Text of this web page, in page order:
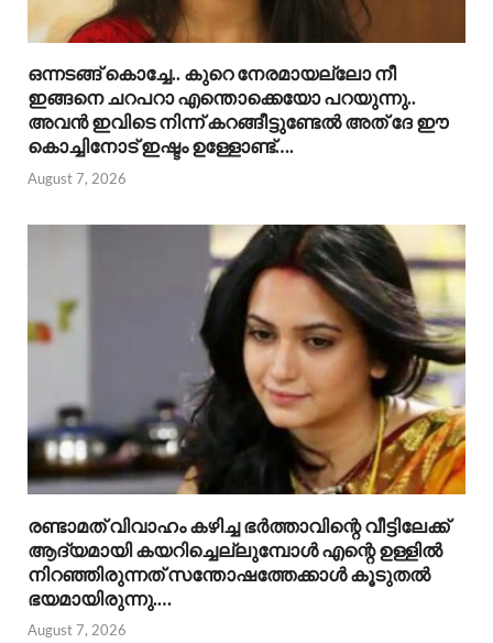
ഒന്നടങ്ങ് കൊച്ചേ.. കുറെ നേരമായല്ലോ നീ
ഇങ്ങനെ ചറപറാ എന്തൊക്കെയോ പറയുന്നു..
അവൻ ഇവിടെ നിന്ന് കറങ്ങീട്ടുണ്ടേൽ അത് ദേ ഈ
കൊച്ചിനോട് ഇഷ്ടം ഉള്ളോണ്ട്….
August 7, 2026
രണ്ടാമത് വിവാഹം കഴിച്ച ഭർത്താവിന്റെ വീട്ടിലേക്ക്
ആദ്യമായി കയറിച്ചെല്ലുമ്പോൾ എന്റെ ഉള്ളിൽ
നിറഞ്ഞിരുന്നത് സന്തോഷത്തേക്കാൾ കൂടുതൽ
ഭയമായിരുന്നു.…
August 7, 2026